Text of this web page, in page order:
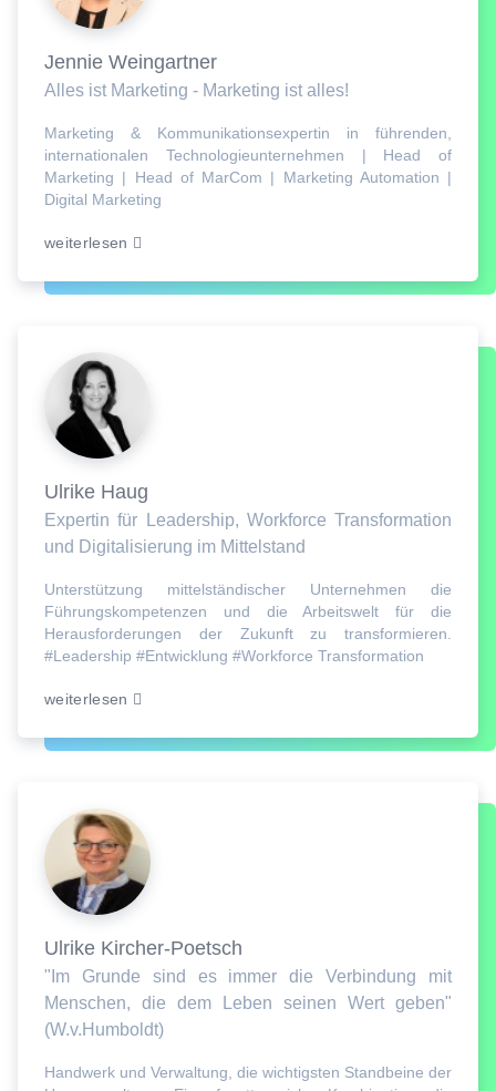
Jennie Weingartner
Alles ist Marketing - Marketing ist alles!
Marketing & Kommunikationsexpertin in führenden,
internationalen Technologieunternehmen | Head of
Marketing | Head of MarCom | Marketing Automation |
Digital Marketing
weiterlesen
Ulrike Haug
Expertin für Leadership, Workforce Transformation
und Digitalisierung im Mittelstand
Unterstützung mittelständischer Unternehmen die
Führungskompetenzen und die Arbeitswelt für die
Herausforderungen der Zukunft zu transformieren.
#Leadership #Entwicklung #Workforce Transformation
weiterlesen
Ulrike Kircher-Poetsch
"Im Grunde sind es immer die Verbindung mit
Menschen, die dem Leben seinen Wert geben"
(W.v.Humboldt)
Handwerk und Verwaltung, die wichtigsten Standbeine der